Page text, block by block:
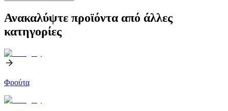
Ανακαλύψτε προϊόντα από άλλες
κατηγορίες
Φρούτα